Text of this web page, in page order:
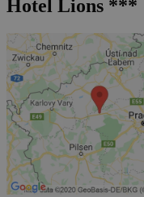
Hotel Lions ***